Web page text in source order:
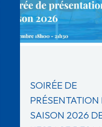
SOIRÉE DE
PRÉSENTATION
SAISON 2026